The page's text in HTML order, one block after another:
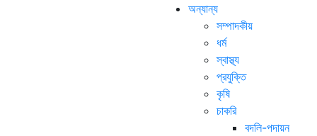
অন্যান্য
সম্পাদকীয়
ধর্ম
স্বাস্থ্য
প্রযুক্তি
কৃষি
চাকরি
বদলি-পদায়ন